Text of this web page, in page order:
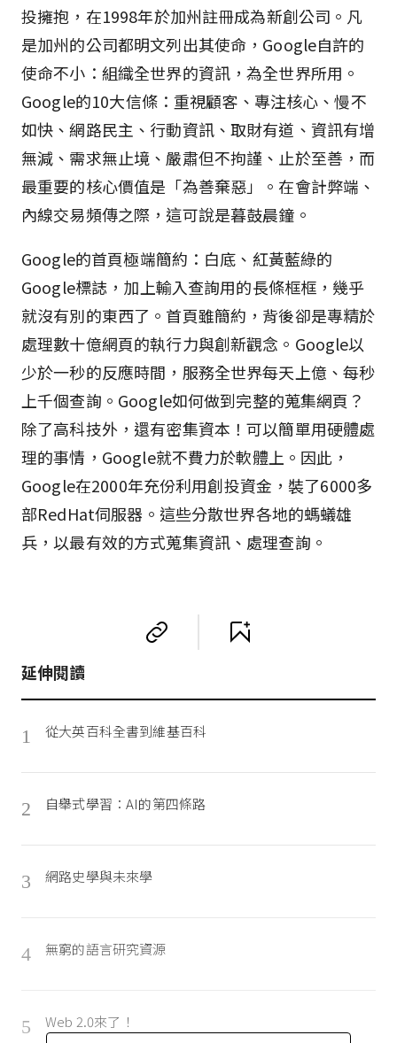
投擁抱，在1998年於加州註冊成為新創公司。凡
是加州的公司都明文列出其使命，Google自許的
使命不小：組織全世界的資訊，為全世界所用。
Google的10大信條：重視顧客、專注核心、慢不
如快、網路民主、行動資訊、取財有道、資訊有增
無減、需求無止境、嚴肅但不拘謹、止於至善，而
最重要的核心價值是「為善棄惡」。在會計弊端、
內線交易頻傳之際，這可說是暮鼓晨鐘。
Google的首頁極端簡約：白底、紅黃藍綠的
Google標誌，加上輸入查詢用的長條框框，幾乎
就沒有別的東西了。首頁雖簡約，背後卻是專精於
處理數十億網頁的執行力與創新觀念。Google以
少於一秒的反應時間，服務全世界每天上億、每秒
上千個查詢。Google如何做到完整的蒐集網頁？
除了高科技外，還有密集資本！可以簡單用硬體處
理的事情，Google就不費力於軟體上。因此，
Google在2000年充份利用創投資金，裝了6000多
部RedHat伺服器。這些分散世界各地的螞蟻雄
兵，以最有效的方式蒐集資訊、處理查詢。
延伸閱讀
1 從大英百科全書到維基百科
2 自舉式學習：AI的第四條路
3 網路史學與未來學
4 無窮的語言研究資源
5 Web 2.0來了！